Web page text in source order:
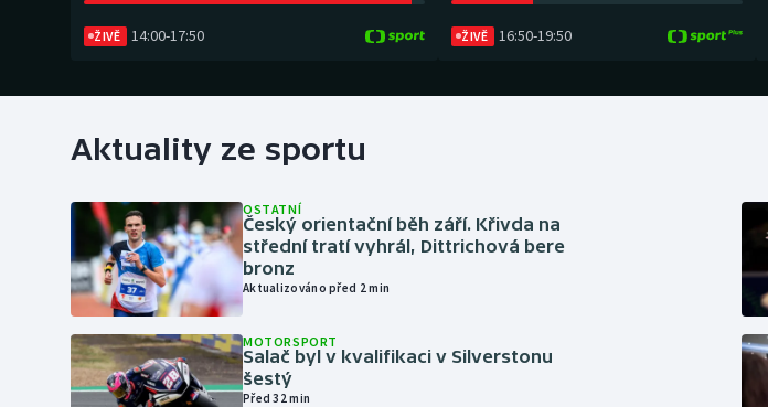
ŽIVĚ 14:00-17:50 ŽIVĚ 16:50-19:50
Aktuality ze sportu
OSTATNÍ
Český orientační běh září. Křivda na
střední tratí vyhrál, Dittrichová bere
bronz
Aktualizováno před 2 min
MOTORSPORT
Salač byl v kvalifikaci v Silverstonu
šestý
Před 32 min